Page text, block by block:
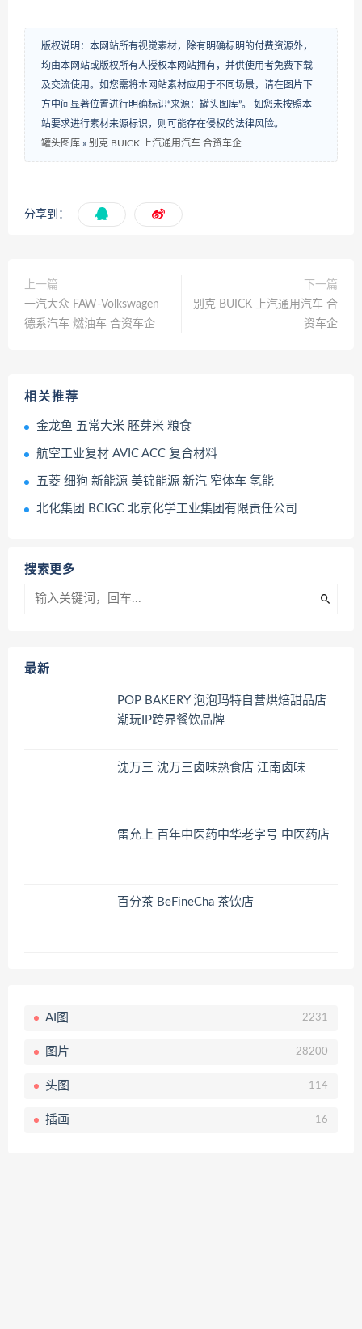
版权说明：本网站所有视觉素材，除有明确标明的付费资源外，
均由本网站或版权所有人授权本网站拥有，并供使用者免费下载
及交流使用。如您需将本网站素材应用于不同场景，请在图片下
方中间显著位置进行明确标识“来源：罐头图库”。 如您未按照本
站要求进行素材来源标识，则可能存在侵权的法律风险。
罐头图库 » 别克 BUICK 上汽通用汽车 合资车企
分享到：
上一篇
一汽大众 FAW-Volkswagen
德系汽车 燃油车 合资车企
下一篇
别克 BUICK 上汽通用汽车 合
资车企
相关推荐
金龙鱼 五常大米 胚芽米 粮食
航空工业复材 AVIC ACC 复合材料
五菱 细狗 新能源 美锦能源 新汽 窄体车 氢能
北化集团 BCIGC 北京化学工业集团有限责任公司
搜索更多
最新
POP BAKERY 泡泡玛特自营烘焙甜品店
潮玩IP跨界餐饮品牌
沈万三 沈万三卤味熟食店 江南卤味
雷允上 百年中医药中华老字号 中医药店
百分茶 BeFineCha 茶饮店
AI图 2231
图片 28200
头图 114
插画 16